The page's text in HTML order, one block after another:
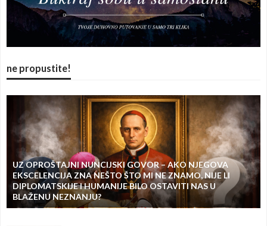
ne propustite!
UZ OPROŠTAJNI NUNCIJSKI GOVOR – AKO NJEGOVA
EKSCELENCIJA ZNA NEŠTO ŠTO MI NE ZNAMO, NIJE LI
DIPLOMATSKIJE I HUMANIJE BILO OSTAVITI NAS U
BLAŽENU NEZNANJU?